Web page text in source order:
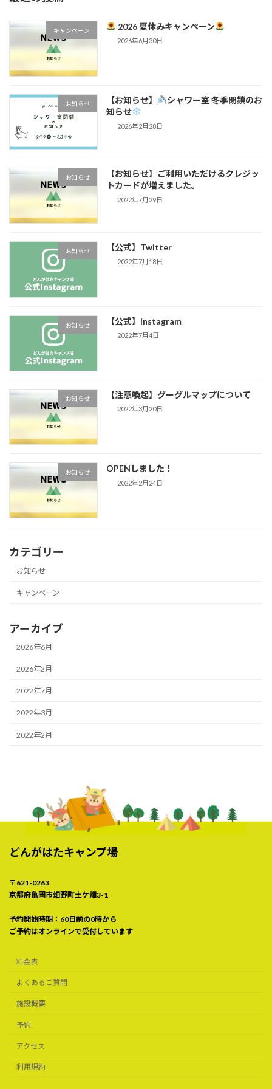
キャンペーン 2026 夏休みキャンペーン
2026年6月30日
お知らせ 【お知らせ】
シャワー室 冬季閉鎖のお
知らせ
2026年2月28日
お知らせ
【お知らせ】ご利用いただけるクレジッ
トカードが増えました。
2022年7月29日
お知らせ 【公式】Twitter
2022年7月18日
お知らせ 【公式】Instagram
2022年7月4日
お知らせ 【注意喚起】グーグルマップについて
2022年3月20日
お知らせ OPENしました！
2022年2月24日
カテゴリー
お知らせ
キャンペーン
アーカイブ
2026年6月
2026年2月
2022年7月
2022年3月
2022年2月
どんがはたキャンプ場
〒621-0263
京都府亀岡市畑野町土ケ畑3-1
予約開始時期：60日前の0時から
ご予約はオンラインで受付しています
料金表
よくあるご質問
施設概要
予約
アクセス
利用規約